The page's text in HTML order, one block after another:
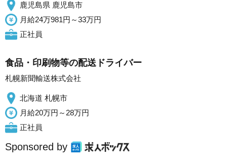
鹿児島県 鹿児島市
月給24万981円～33万円
正社員
食品・印刷物等の配送ドライバー
札幌新聞輸送株式会社
北海道 札幌市
月給20万円～28万円
正社員
Sponsored by